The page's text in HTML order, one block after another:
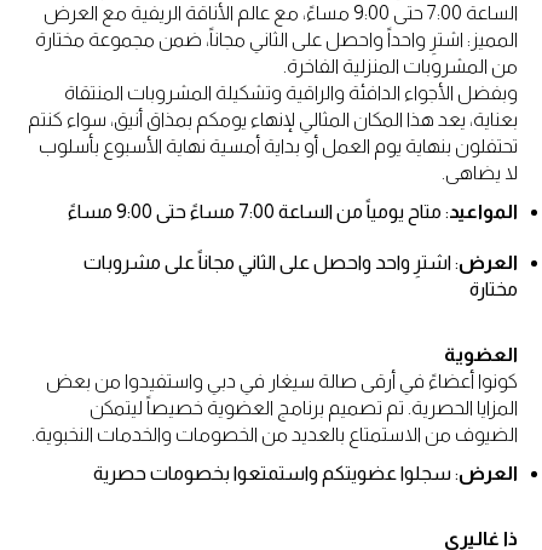
الساعة 7:00 حتى 9:00 مساءً، مع عالم الأناقة الريفية مع العرض
المميز: اشترِ واحداً واحصل على الثاني مجاناً، ضمن مجموعة مختارة
من المشروبات المنزلية الفاخرة.
وبفضل الأجواء الدافئة والراقية وتشكيلة المشروبات المنتقاة
بعناية، يعد هذا المكان المثالي لإنهاء يومكم بمذاق أنيق، سواء كنتم
تحتفلون بنهاية يوم العمل أو بداية أمسية نهاية الأسبوع بأسلوب
لا يضاهى.
المواعيد: متاح يومياً من الساعة 7:00 مساءً حتى 9:00 مساءً
العرض: اشترِ واحد واحصل على الثاني مجاناً على مشروبات
مختارة
العضوية
كونوا أعضاءً في أرقى صالة سيغار في دبي واستفيدوا من بعض
المزايا الحصرية. تم تصميم برنامج العضوية خصيصاً ليتمكن
الضيوف من الاستمتاع بالعديد من الخصومات والخدمات النخبوية.
العرض: سجلوا عضويتكم واستمتعوا بخصومات حصرية
ذا غاليري